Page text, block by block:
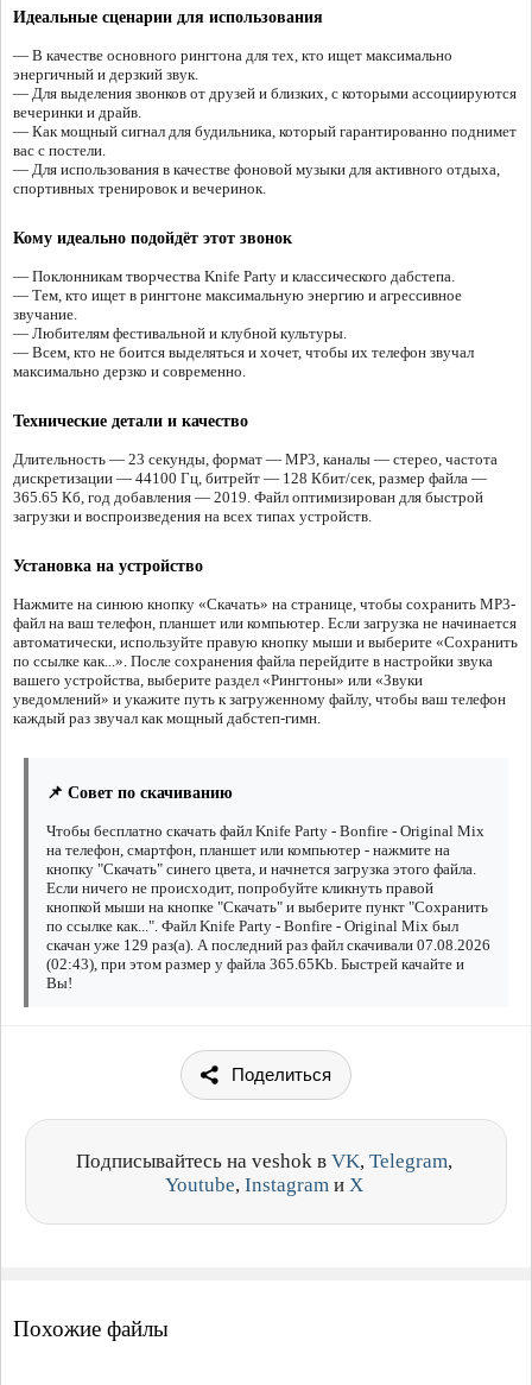
Идеальные сценарии для использования
— В качестве основного рингтона для тех, кто ищет максимально
энергичный и дерзкий звук.
— Для выделения звонков от друзей и близких, с которыми ассоциируются
вечеринки и драйв.
— Как мощный сигнал для будильника, который гарантированно поднимет
вас с постели.
— Для использования в качестве фоновой музыки для активного отдыха,
спортивных тренировок и вечеринок.
Кому идеально подойдёт этот звонок
— Поклонникам творчества Knife Party и классического дабстепа.
— Тем, кто ищет в рингтоне максимальную энергию и агрессивное
звучание.
— Любителям фестивальной и клубной культуры.
— Всем, кто не боится выделяться и хочет, чтобы их телефон звучал
максимально дерзко и современно.
Технические детали и качество
Длительность — 23 секунды, формат — MP3, каналы — стерео, частота
дискретизации — 44100 Гц, битрейт — 128 Кбит/сек, размер файла —
365.65 Кб, год добавления — 2019. Файл оптимизирован для быстрой
загрузки и воспроизведения на всех типах устройств.
Установка на устройство
Нажмите на синюю кнопку «Скачать» на странице, чтобы сохранить MP3-
файл на ваш телефон, планшет или компьютер. Если загрузка не начинается
автоматически, используйте правую кнопку мыши и выберите «Сохранить
по ссылке как...». После сохранения файла перейдите в настройки звука
вашего устройства, выберите раздел «Рингтоны» или «Звуки
уведомлений» и укажите путь к загруженному файлу, чтобы ваш телефон
каждый раз звучал как мощный дабстеп-гимн.
📌 Совет по скачиванию
Чтобы бесплатно скачать файл Knife Party - Bonfire - Original Mix
на телефон, смартфон, планшет или компьютер - нажмите на
кнопку "Скачать" синего цвета, и начнется загрузка этого файла.
Если ничего не происходит, попробуйте кликнуть правой
кнопкой мыши на кнопке "Скачать" и выберите пункт "Сохранить
по ссылке как...". Файл Knife Party - Bonfire - Original Mix был
скачан уже 129 раз(а). А последний раз файл скачивали 07.08.2026
(02:43), при этом размер у файла 365.65Kb. Быстрей качайте и
Вы!
Поделиться
Подписывайтесь на veshok в VK, Telegram,
Youtube, Instagram и X
Похожие файлы